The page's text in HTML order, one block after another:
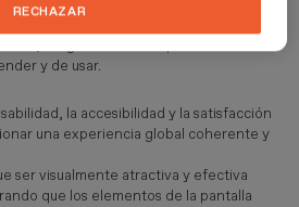
enfoque en la satisfacción y la eficacia.
y de usar.
la accesibilidad y la satisfacción
una experiencia global coherente y
ser visualmente atractiva y efectiva
que los elementos de la pantalla
RECHAZAR